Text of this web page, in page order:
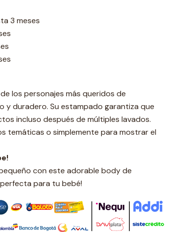
3 meses
los personajes más queridos de
y duradero. Su estampado garantiza que
incluso después de múltiples lavados.
temáticas o simplemente para mostrar el
con este adorable body de
perfecta para tu bebé!